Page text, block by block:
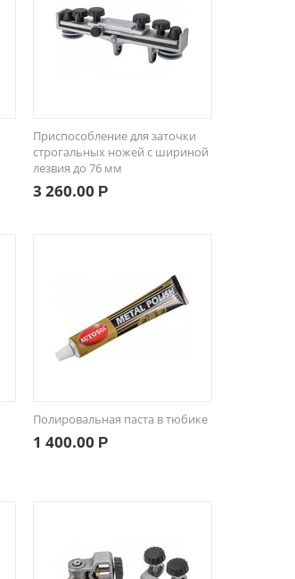
Приспособление для заточки
строгальных ножей с шириной
лезвия до 76 мм
3 260.00 Р
Полировальная паста в тюбике
1 400.00 Р